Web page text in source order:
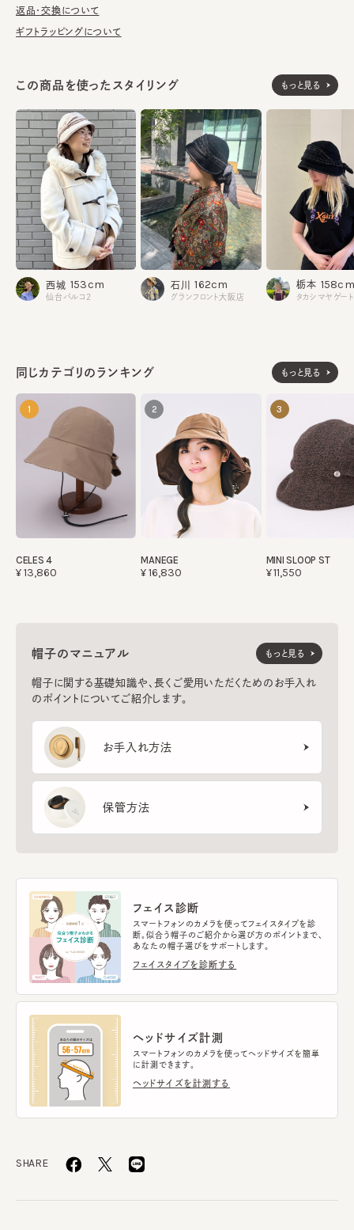
ングを施しアクセントをプラス。コーディネートを上品に纏めてく
洗濯不可。汚れにつきましては、消臭・抗菌用のスプレーや、帽子
が汚れてしまう前の対策として、汗止めのハットライナーのお勧め
しております。
※柄の出方は個体差があります。
素材
《BLACK》
本体：ウール58% レーヨン39% ナイロン3%
部分：ポリエステル100%
ファー部分：ポリエステル100%
飾り部分：アクリル58% ポリエステル20% ナイロン12%
レーヨン10%
飾り部分：レーヨン56% キュプラ38% シルク6%
裏地：キュプラ100%
飾り部分：アクリル58% ポリエステル20% ナイロン12%
レーヨン10%
飾り部分：レーヨン56% キュプラ38% シルク6%
裏地：キュプラ100%
本体：ウール58% レーヨン39% ナイロン3%
部分：ポリエステル100%
ファー部分：ポリエステル100%
飾り部分：ウール38% 綿22% レーヨン21% アクリル9% ナ
イロン8% ポリエステル2%
飾り部分：レーヨン56% キュプラ38% シルク6%
生産国 made in JAPAN
返品・交換について
ギフトラッピングについて
同じカテゴリのランキング もっと見る
1
CELES 4
¥13,860
2
MANEGE
¥16,830
3
MINI SLOOP ST
¥11,550
帽子のマニュアル
帽子に関する基礎知識や、長くご愛用いただくためのお手入れ
のポイントについてご紹介します。
お手入れ方法
保管方法
もっと見る
フェイス診断
スマートフォンのカメラを使ってフェイスタイプを診
断。似合う帽子のご紹介から選び方のポイントまで、
あなたの帽子選びをサポートします。
フェイスタイプを診断する
ヘッドサイズ計測
スマートフォンのカメラを使ってヘッドサイズを簡単
に計測できます。
ヘッドサイズを計測する
SHARE
この商品を使ったスタイリング もっと見る
西城 153cm
仙台パルコ2
石川 162cm
グランフロント大阪店
栃本 158cm